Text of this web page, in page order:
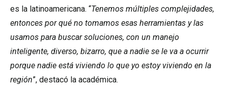
es la latinoamericana. “Tenemos múltiples complejidades,
entonces por qué no tomamos esas herramientas y las
usamos para buscar soluciones, con un manejo
inteligente, diverso, bizarro, que a nadie se le va a ocurrir
porque nadie está viviendo lo que yo estoy viviendo en la
región”, destacó la académica.